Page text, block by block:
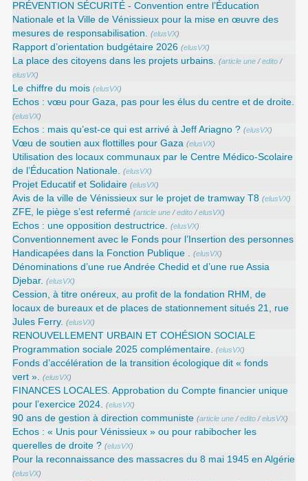
PRÉVENTION SÉCURITÉ - Convention entre l’Éducation
Nationale et la Ville de Vénissieux pour la mise en œuvre des
mesures de responsabilisation. (elusVX)
Rapport d’orientation budgétaire 2026 (elusVX)
La place des citoyens dans les projets urbains. (article une /edito /
elusVX)
Le chiffre du mois (elusVX)
Echos : vœu pour Gaza, pas pour les élus du centre et de droite.
(elusVX)
Echos : mais qu’est-ce qui est arrivé à Jeff Ariagno ? (elusVX)
Vœu de soutien aux flottilles pour Gaza (elusVX)
Utilisation des locaux communaux par le Centre Médico-Scolaire
de l’Éducation Nationale. (elusVX)
Projet Educatif et Solidaire (elusVX)
Avis de la ville de Vénissieux sur le projet de tramway T8 (elusVX)
ZFE, le piège s’est refermé (article une /edito /elusVX)
Echos : une opposition destructrice. (elusVX)
Conventionnement avec le Fonds pour l’Insertion des personnes
Handicapées dans la Fonction Publique . (elusVX)
Dénominations d’une rue Andrée Chedid et d’une rue Assia
Djebar. (elusVX)
Cession, à titre onéreux, au profit de la fondation RHM, de
locaux de bureaux et de places de stationnement situés 21, rue
Jules Ferry. (elusVX)
RENOUVELLEMENT URBAIN ET COHÉSION SOCIALE
Programmation sociale 2025 complémentaire. (elusVX)
Fonds d’accélération de la transition écologique dit « fonds
vert ». (elusVX)
FINANCES LOCALES. Approbation du Compte financier unique
pour l’exercice 2024. (elusVX)
90 ans de gestion à direction communiste (article une /edito /elusVX)
Echos : « Unis pour Vénissieux » ou pour rabibocher les
querelles de droite ? (elusVX)
Pour la reconnaissance des massacres du 8 mai 1945 en Algérie
(elusVX)